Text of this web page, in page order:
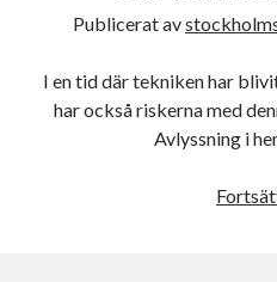
Publicerat av
I en tid där tekniken har
har också riskerna med
Avlyssning i